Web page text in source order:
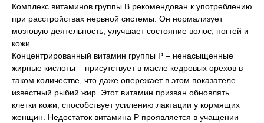
Комплекс витаминов группы B рекомендован к употреблению
при расстройствах нервной системы. Он нормализует
мозговую деятельность, улучшает состояние волос, ногтей и
кожи.
Концентрированный витамин группы Р – ненасыщенные
жирные кислоты – присутствует в масле кедровых орехов в
таком количестве, что даже опережает в этом показателе
известный рыбий жир. Этот витамин призван обновлять
клетки кожи, способствует усилению лактации у кормящих
женщин. Недостаток витамина Р проявляется в учащении